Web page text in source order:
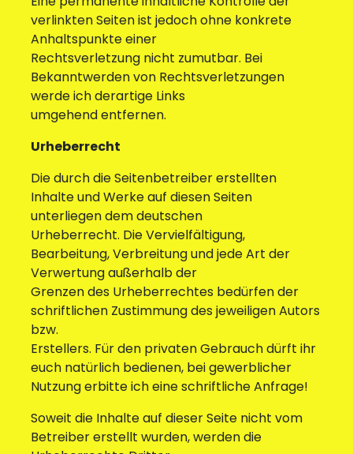
verlinkten Seiten ist jedoch ohne konkrete
Anhaltspunkte einer
Rechtsverletzung nicht zumutbar. Bei
Bekanntwerden von Rechtsverletzungen
werde ich derartige Links
umgehend entfernen.
Urheberrecht
Die durch die Seitenbetreiber erstellten
Inhalte und Werke auf diesen Seiten
unterliegen dem deutschen
Urheberrecht. Die Vervielfältigung,
Bearbeitung, Verbreitung und jede Art der
Verwertung außerhalb der
Grenzen des Urheberrechtes bedürfen der
schriftlichen Zustimmung des jeweiligen Autors
bzw.
Erstellers. Für den privaten Gebrauch dürft ihr
euch natürlich bedienen, bei gewerblicher
Nutzung erbitte ich eine schriftliche Anfrage!
Soweit die Inhalte auf dieser Seite nicht vom
Betreiber erstellt wurden, werden die